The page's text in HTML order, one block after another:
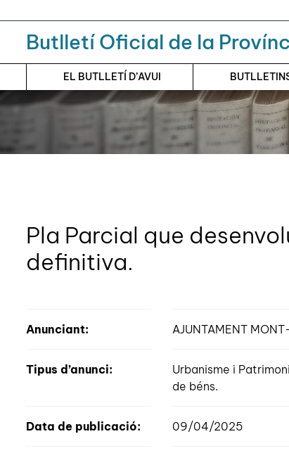
Butlletí Oficial de la
EL BUTLLETÍ D’AVUI
Pla Parcial que
definitiva.
Anunciant: AJUNTAMENT
Tipus d’anunci:
Urbanisme i
de béns.
Data de publicació: 09/04/2025